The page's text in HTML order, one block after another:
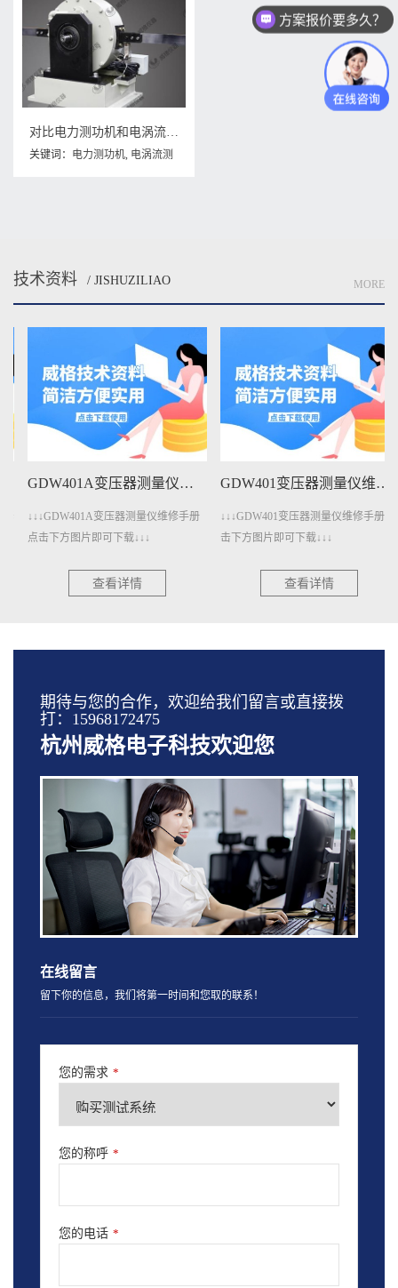
对比电力测功机和电涡流测功机的区别
关键词： 电力测功机, 电涡流测
技术资料 / JISHUZILIAO MORE
GDW401A变压器测量仪维修手册下载
↓↓↓GDW401A变压器测量仪维修手册
点击下方图片即可下载↓↓↓
查看详情
GDW401变压器测量仪维修手册下载
↓↓↓GDW401变压器测量仪维修手册点
击下方图片即可下载↓↓↓
查看详情
期待与您的合作，欢迎给我们留言或直接拨
打：15968172475
杭州威格电子科技欢迎您
在线留言
留下你的信息，我们将第一时间和您取的联系！
您的需求 *
您的称呼 *
您的电话 *
方案报价要多久？